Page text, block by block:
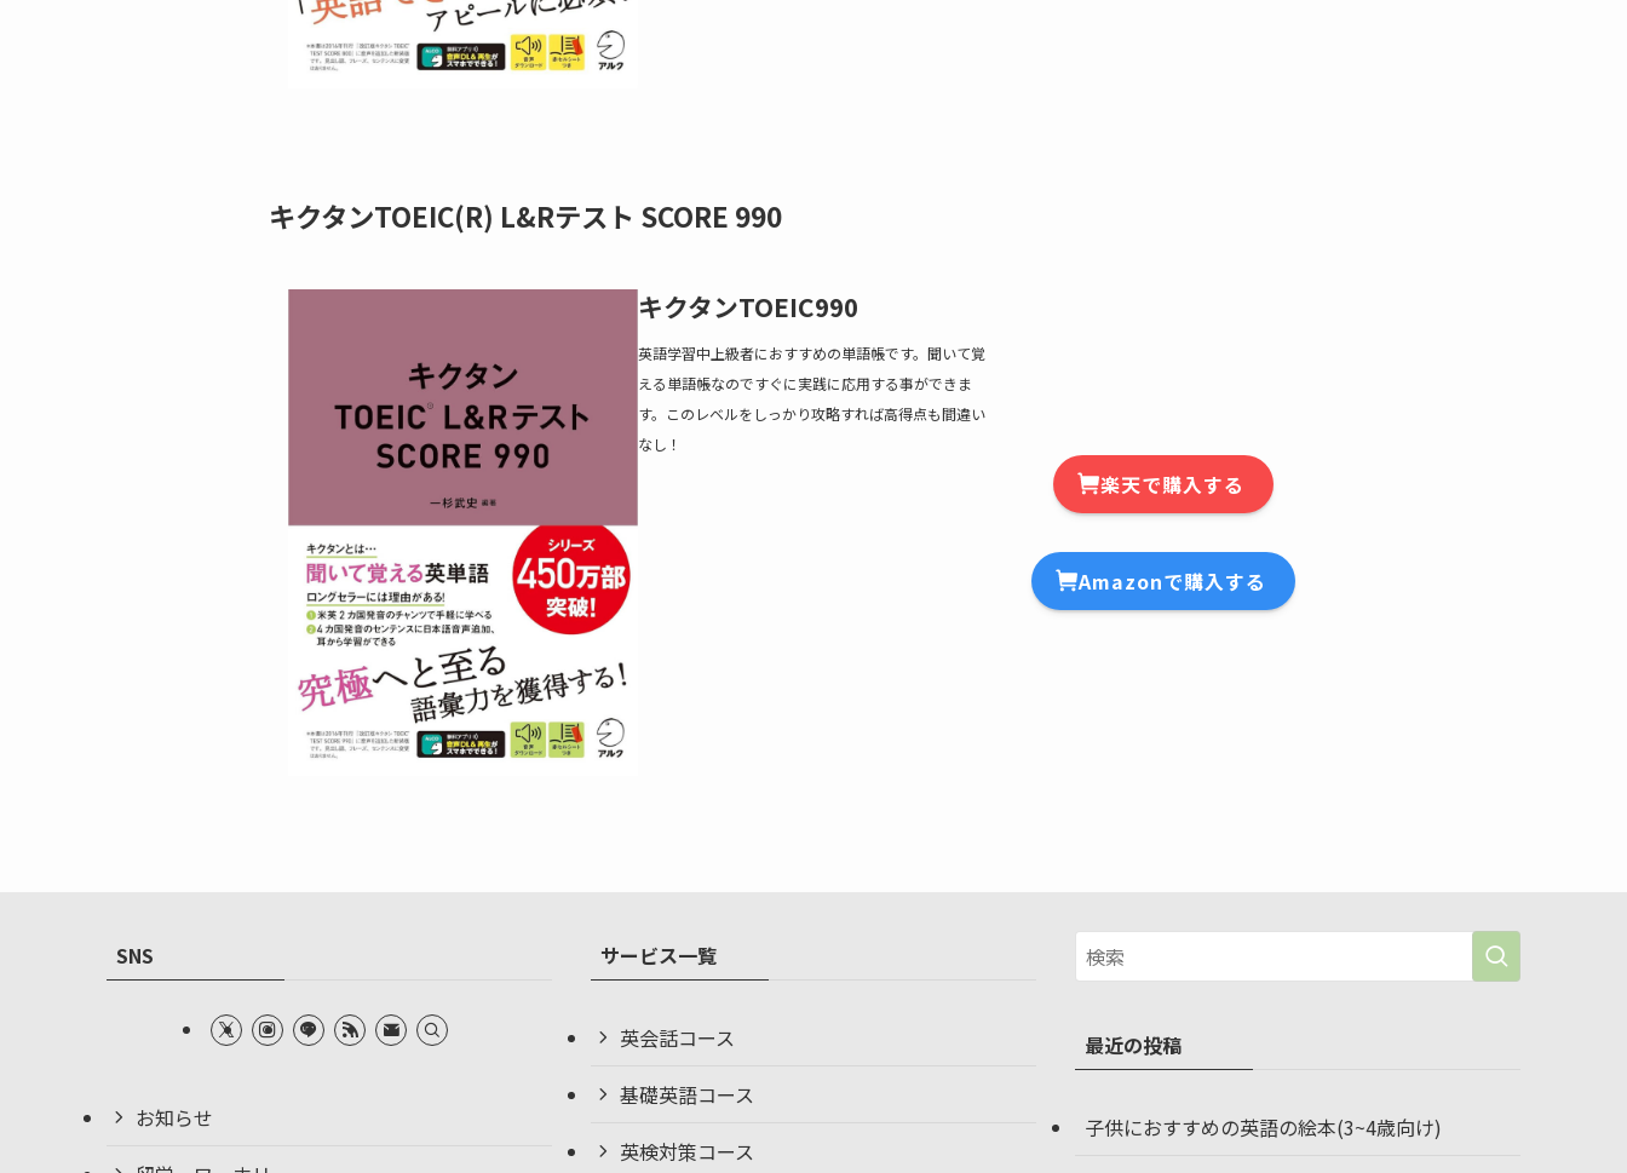
キクタンTOEIC(R) L&Rテスト SCORE 990
キクタンTOEIC990
英語学習中上級者におすすめの単語帳です。聞いて覚
える単語帳なのですぐに実践に応用する事ができま
す。このレベルをしっかり攻略すれば高得点も間違い
なし！
楽天で購入する
Amazonで購入する
SNS
お知らせ
サービス一覧
英会話コース
基礎英語コース
英検対策コース
最近の投稿
子供におすすめの英語の絵本(3~4歳向け)